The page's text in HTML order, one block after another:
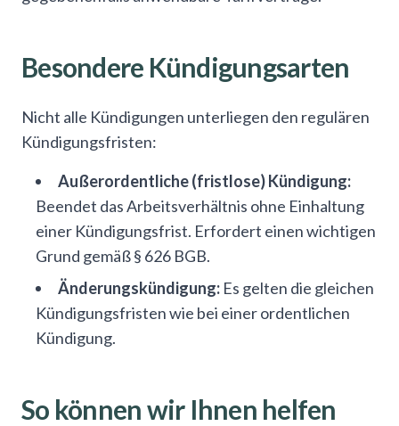
Besondere Kündigungsarten
Nicht alle Kündigungen unterliegen den regulären
Kündigungsfristen:
Außerordentliche (fristlose) Kündigung:
Beendet das Arbeitsverhältnis ohne Einhaltung
einer Kündigungsfrist. Erfordert einen wichtigen
Grund gemäß § 626 BGB.
Änderungskündigung: Es gelten die gleichen
Kündigungsfristen wie bei einer ordentlichen
Kündigung.
So können wir Ihnen helfen